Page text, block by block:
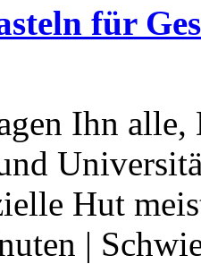
für
Ihn
Hut
|